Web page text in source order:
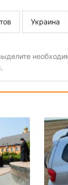
Украина